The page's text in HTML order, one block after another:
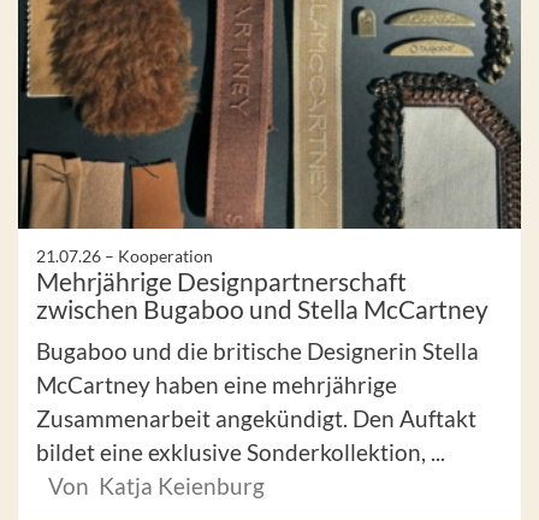
21.07.26 – Kooperation
Mehrjährige Designpartnerschaft
zwischen Bugaboo und Stella McCartney
Bugaboo und die britische Designerin Stella
McCartney haben eine mehrjährige
Zusammenarbeit angekündigt. Den Auftakt
bildet eine exklusive Sonderkollektion, ...
Von Katja Keienburg